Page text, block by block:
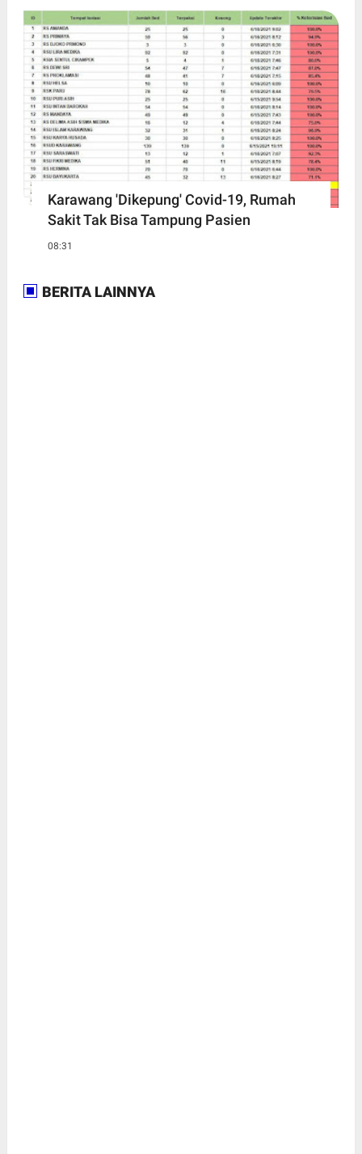
Karawang 'Dikepung' Covid-19, Rumah
Sakit Tak Bisa Tampung Pasien
08:31
BERITA LAINNYA